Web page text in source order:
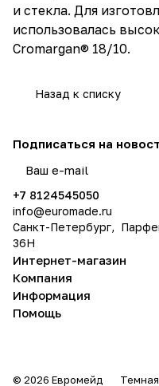
и стекла. Для
использовалась
Cromargan® 18/10.
Назад к списку
Подписаться на
+7 8124545050
info@euromade.ru
Санкт-Петербург,
36Н
Интернет-магазин
Компания
Информация
Помощь
© 2026 Евромейд